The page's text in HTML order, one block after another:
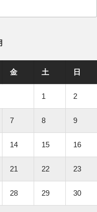
金 土 日
1 2
7 8 9
14 15 16
21 22 23
28 29 30